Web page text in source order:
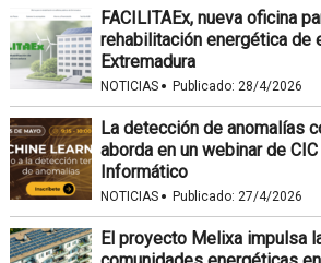
FACILITAEx, nueva oficina
rehabilitación energética de
Extremadura
NOTICIAS · Publicado: 28/4/2026
La detección de anomalías
aborda en un webinar de
Informático
NOTICIAS · Publicado: 27/4/2026
El proyecto Melixa impulsa